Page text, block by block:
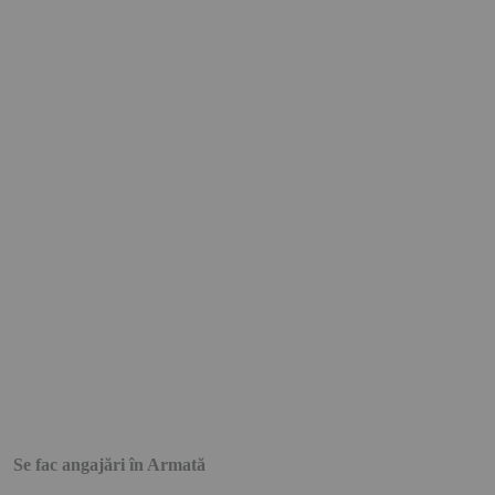
Se fac angajări în Armată